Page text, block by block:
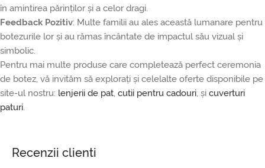
în amintirea părinților și a celor dragi.
Feedback Pozitiv: Multe familii au ales această lumanare pentru
botezurile lor și au rămas încântate de impactul său vizual și
simbolic.
Pentru mai multe produse care completează perfect ceremonia
de botez, vă invităm să explorați și celelalte oferte disponibile pe
site-ul nostru: lenjerii de pat cutii pentru cadouri , șicuverturi
paturi
Recenzii clienti